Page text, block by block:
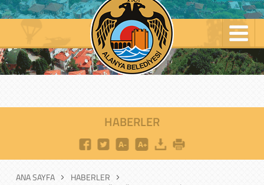
HABERLER
ANA SAYFA
HABERLER